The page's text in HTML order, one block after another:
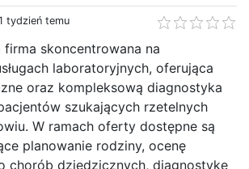
tydzień temu
skoncentrowana na
laboratoryjnych, oferująca
oraz kompleksową diagnostyka
szukających rzetelnych
W ramach oferty dostępne są
planowanie rodziny, ocenę
chorób dziedzicznych, diagnostykę